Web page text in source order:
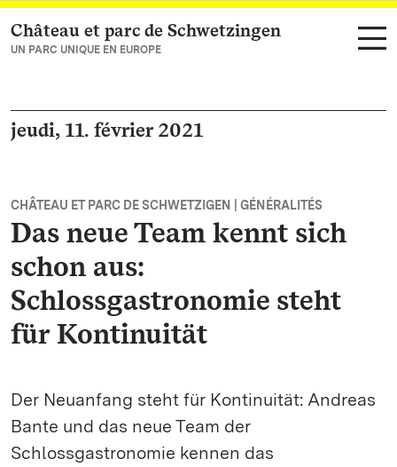
Vers la page d’accueil
Château et parc de Schwetzingen
UN PARC UNIQUE EN EUROPE
jeudi, 11. février 2021
CHÂTEAU ET PARC DE SCHWETZIGEN | GÉNÉRALITÉS
Das neue Team kennt sich
schon aus:
Schlossgastronomie steht
für Kontinuität
Der Neuanfang steht für Kontinuität: Andreas
Bante und das neue Team der
Schlossgastronomie kennen das